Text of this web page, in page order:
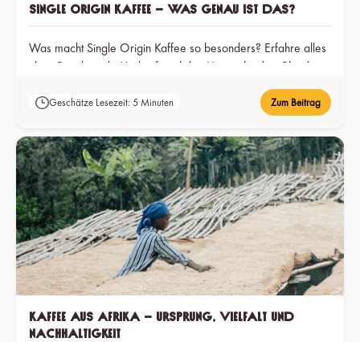
Single Origin Kaffee – Was genau ist das?
Was macht Single Origin Kaffee so besonders? Erfahre alles
über Geschmack, Herkunft und den Unterschied zu Blends.
Geschätze Lesezeit: 5 Minuten Zum Beitrag
Kaffee aus Afrika – Ursprung, Vielfalt und
Nachhaltigkeit